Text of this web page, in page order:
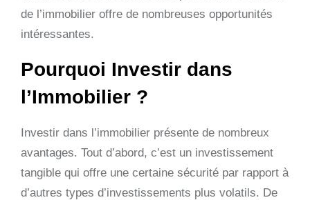
de l’immobilier offre de nombreuses opportunités
intéressantes.
Pourquoi Investir dans
l’Immobilier ?
Investir dans l’immobilier présente de nombreux
avantages. Tout d’abord, c’est un investissement
tangible qui offre une certaine sécurité par rapport à
d’autres types d’investissements plus volatils. De